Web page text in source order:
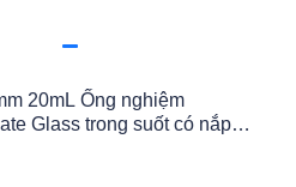
20mL Ống nghiệm
Glass trong suốt có nắp